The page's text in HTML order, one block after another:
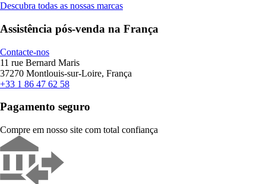
Descubra todas as nossas marcas
Assistência pós-venda na França
Contacte-nos
11 rue Bernard Maris
37270 Montlouis-sur-Loire, França
+33 1 86 47 62 58
Pagamento seguro
Compre em nosso site com total confiança